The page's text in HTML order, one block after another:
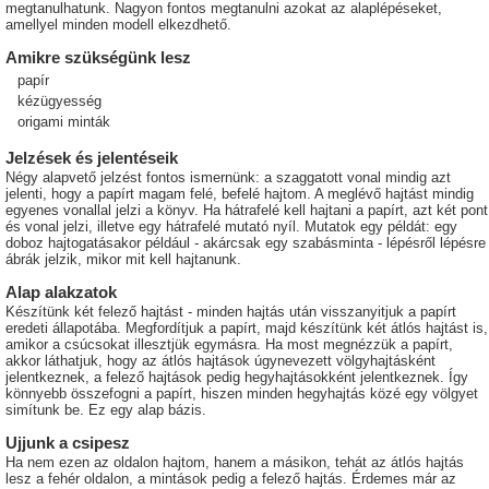
megtanulhatunk. Nagyon fontos megtanulni azokat az alaplépéseket,
amellyel minden modell elkezdhető.
Amikre szükségünk lesz
papír
kézügyesség
origami minták
Jelzések és jelentéseik
Négy alapvető jelzést fontos ismernünk: a szaggatott vonal mindig azt
jelenti, hogy a papírt magam felé, befelé hajtom. A meglévő hajtást mindig
egyenes vonallal jelzi a könyv. Ha hátrafelé kell hajtani a papírt, azt két pont
és vonal jelzi, illetve egy hátrafelé mutató nyíl. Mutatok egy példát: egy
doboz hajtogatásakor például - akárcsak egy szabásminta - lépésről lépésre
ábrák jelzik, mikor mit kell hajtanunk.
Alap alakzatok
Készítünk két felező hajtást - minden hajtás után visszanyitjuk a papírt
eredeti állapotába. Megfordítjuk a papírt, majd készítünk két átlós hajtást is,
amikor a csúcsokat illesztjük egymásra. Ha most megnézzük a papírt,
akkor láthatjuk, hogy az átlós hajtások úgynevezett völgyhajtásként
jelentkeznek, a felező hajtások pedig hegyhajtásokként jelentkeznek. Így
könnyebb összefogni a papírt, hiszen minden hegyhajtás közé egy völgyet
simítunk be. Ez egy alap bázis.
Ujjunk a csipesz
Ha nem ezen az oldalon hajtom, hanem a másikon, tehát az átlós hajtás
lesz a fehér oldalon, a mintások pedig a felező hajtás. Érdemes már az